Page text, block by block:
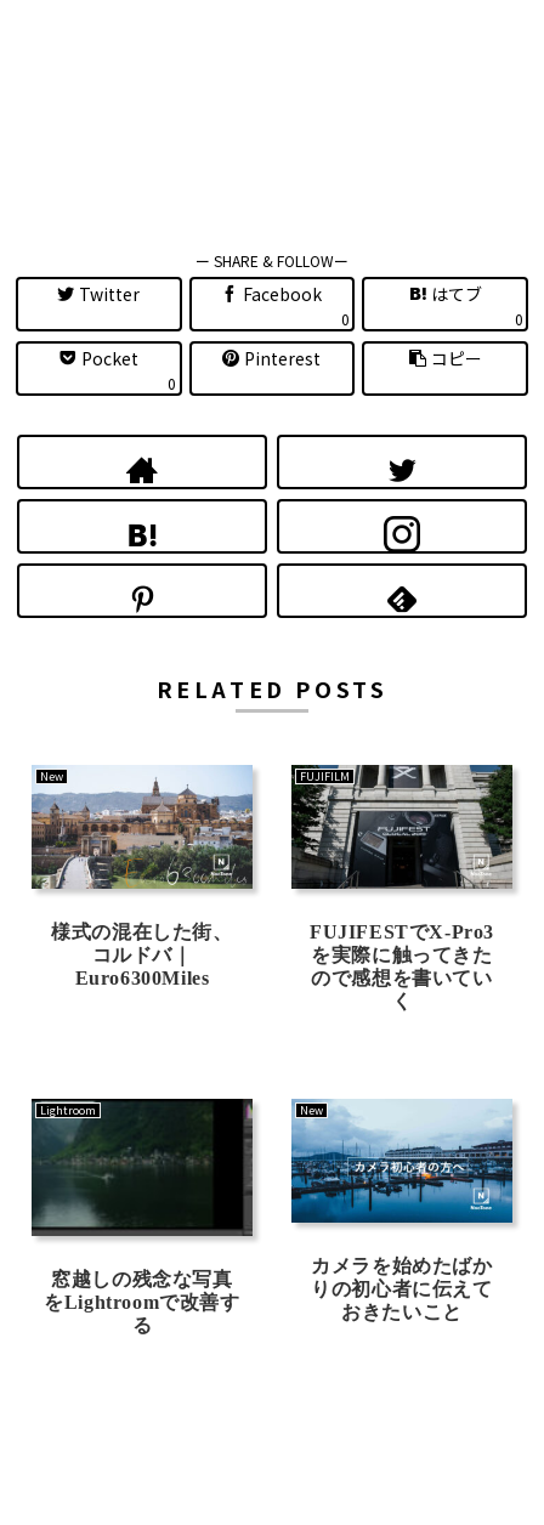
ー SHARE & FOLLOWー
Twitter Facebook
0
はてブ
0
Pocket
0
Pinterest コピー
RELATED POSTS
New
様式の混在した街、
コルドバ｜
Euro6300Miles
FUJIFILM
FUJIFESTでX-Pro3
を実際に触ってきた
ので感想を書いてい
く
Lightroom
窓越しの残念な写真
をLightroomで改善す
る
New
カメラを始めたばか
りの初心者に伝えて
おきたいこと